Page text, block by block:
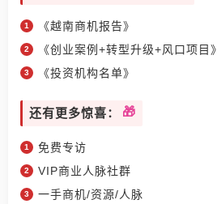
《越南商机报告》
《创业案例+转型升级+风口项目》
《投资机构名单》
还有更多惊喜：
免费专访
VIP商业人脉社群
一手商机/资源/人脉